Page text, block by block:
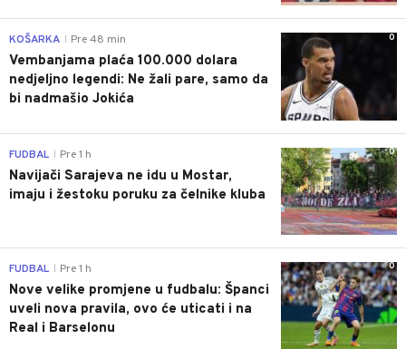
0
KOŠARKA Pre 48 min
Vembanjama plaća 100.000 dolara
nedjeljno legendi: Ne žali pare, samo da
bi nadmašio Jokića
0
FUDBAL Pre 1 h
Navijači Sarajeva ne idu u Mostar,
imaju i žestoku poruku za čelnike kluba
0
FUDBAL Pre 1 h
Nove velike promjene u fudbalu: Španci
uveli nova pravila, ovo će uticati i na
Real i Barselonu